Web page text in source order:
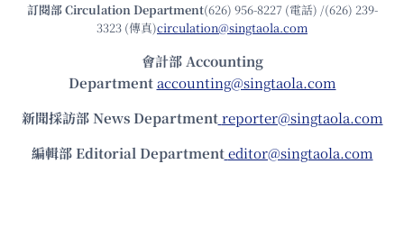
訂閱部 Circulation Department(626) 956-8227 (電話) /(626) 239-
3323 (傳真)circulation@singtaola.com
會計部 Accounting
Department accounting@singtaola.com
新聞採訪部 News Department reporter@singtaola.com
編輯部 Editorial Department editor@singtaola.com